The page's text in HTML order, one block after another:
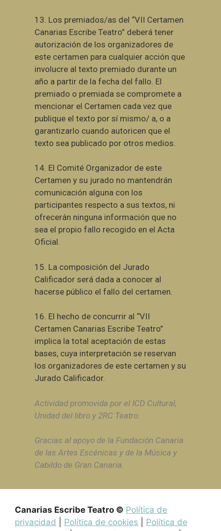
13. Los premiados/as del “VII Certamen
Canarias Escribe Teatro” deberá tener
autorización de los organizadores de
este certamen para cualquier acción que
involucre al texto premiado durante un
año a partir de la fecha del fallo. El
premiado o premiada se compromete a
mencionar el Certamen cada vez que
publique el texto por sí mismo/ a, o a
garantizarlo cuando autoricen que el
texto sea publicado por otros medios.
14. El Comité Organizador de este
Certamen y su jurado no mantendrán
comunicación alguna con los
participantes respecto a sus textos, ni
ofrecerán ninguna información que no
sea el propio fallo recogido en el Acta
Oficial.
15. La composición del Jurado
Calificador será dada a conocer al
hacerse público el fallo del certamen.
16. El hecho de concurrir al “VII
Certamen Canarias Escribe Teatro”
implica la total aceptación de estas
bases, cuya interpretación se reservan
los organizadores de este certamen y su
Jurado Calificador.
Actividad promovida por el ICD Cultural,
Unidad del libro y 2RC Teatro.
Gracias al apoyo de la Fundación Canaria
de las Artes Escénicas y de la Música y
Cabildo de Gran Canaria.
Canarias Escribe Teatro © Política de
privacidad
Política de cookies
Política de